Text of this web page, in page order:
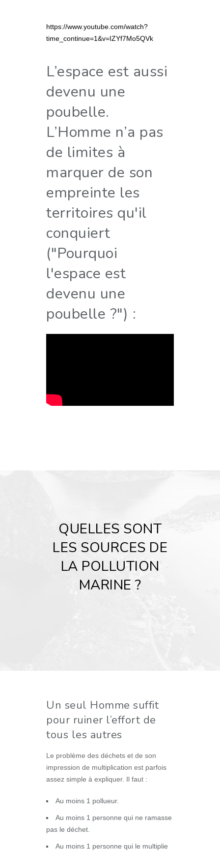
https://www.youtube.com/watch?
time_continue=1&v=IZYf7Mo5QVk
L’espace est aussi
devenu une
poubelle.
L’Homme n’a pas
de limites à
marquer de son
empreinte les
territoires qu'il
conquiert
("Pourquoi
l'espace est
devenu une
poubelle ?") :
QUELLES SONT
LES SOURCES DE
LA POLLUTION
MARINE ?
Un seul Homme suffit
pour ruiner l’effort de
tous les autres
Le problème des déchets et de son
impression de multiplication est parfois
assez simple à expliquer. Il faut :
Au moins 1 pollueur.
Au moins 1 personne qui ne ramasse
pas le déchet.
Au moins 1 personne qui le multiplie